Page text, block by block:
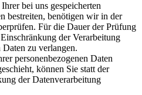
bei uns gespeicherten
bestreiten, benötigen wir in der
Für die Dauer der Prüfung
der Verarbeitung
Daten zu verlangen.
personenbezogenen Daten
können Sie statt der
der Datenverarbeitung